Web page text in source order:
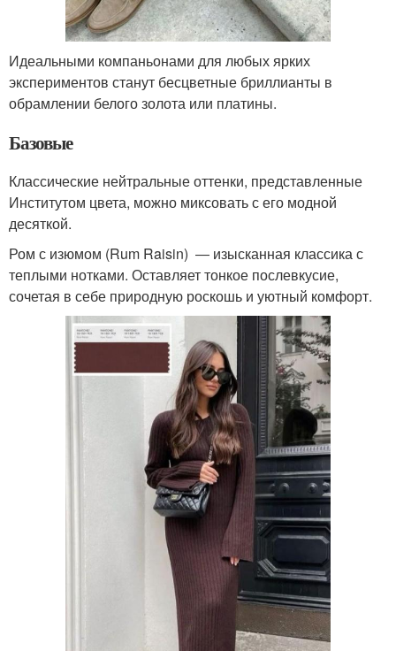
Идеальными компаньонами для любых ярких
экспериментов станут бесцветные бриллианты в
обрамлении белого золота или платины.
Базовые
Классические нейтральные оттенки, представленные
Институтом цвета, можно миксовать с его модной
десяткой.
Ром с изюмом (Rum Raisin) ― изысканная классика с
теплыми нотками. Оставляет тонкое послевкусие,
сочетая в себе природную роскошь и уютный комфорт.